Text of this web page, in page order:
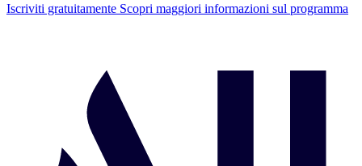
Iscriviti gratuitamente Scopri maggiori informazioni sul programma